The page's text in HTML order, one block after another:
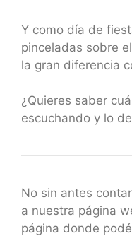
Y como día de
pinceladas sobre
la gran diferencia
¿Quieres saber
escuchando y lo
No sin antes
a nuestra página
página donde